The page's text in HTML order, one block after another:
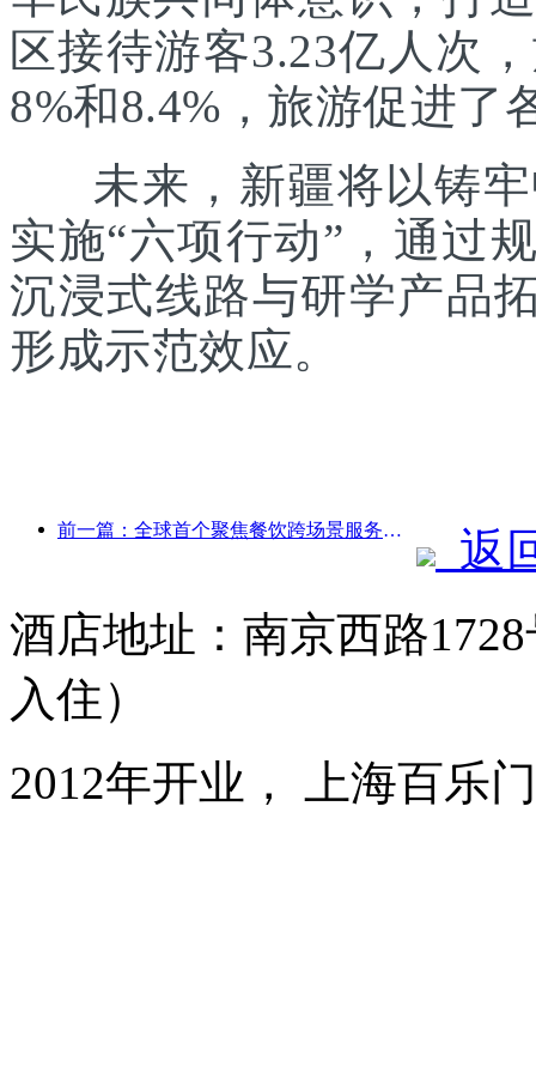
区接待游客3.23亿人次
8%和8.4%，旅游促进了
未来，新疆将以铸牢
实施“六项行动”，通过
沉浸式线路与研学产品
形成示范效应。
前一篇：全球首个聚焦餐饮跨场景服务的人形机器人发布
返
酒店地址：南京西路
入住）
2012年开业， 上海百